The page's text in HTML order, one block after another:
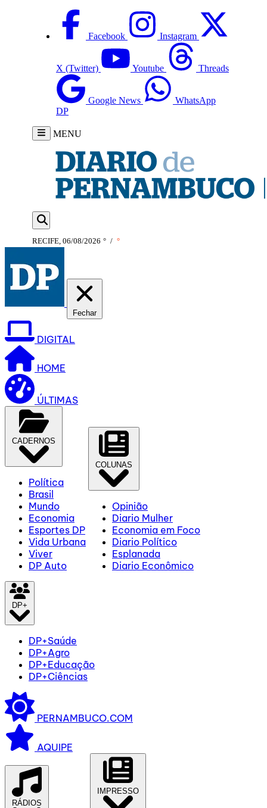
Facebook Instagram
X (Twitter) Youtube Threads
Google News
WhatsApp
DP
MENU
RECIFE, 06/08/2026 ° / °
Fechar
DIGITAL
HOME
ÚLTIMAS
CADERNOS
Política
Brasil
Mundo
Economia
Esportes DP
Vida Urbana
Viver
DP Auto
COLUNAS
Opinião
Diario Mulher
Economia em Foco
Diario Político
Esplanada
Diario Econômico
DP+
DP+Saúde
DP+Agro
DP+Educação
DP+Ciências
PERNAMBUCO.COM
AQUIPE
RÁDIOS
IMPRESSO